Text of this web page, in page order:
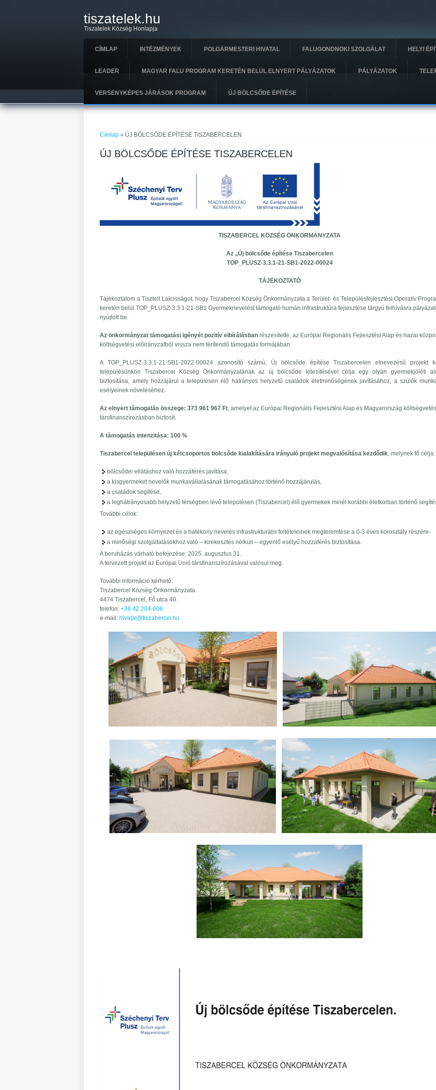
tiszatelek.hu
Tiszatelek Község Honlapja
CÍMLAP INTÉZMÉNYEK POLGÁRMESTERI HIVATAL FALUGONDNOKI SZOLGÁLAT HELYI
LEADER MAGYAR FALU PROGRAM KERETÉN BELÜL ELNYERT PÁLYÁZATOK PÁLYÁZATOK
VERSENYKÉPES JÁRÁSOK PROGRAM ÚJ BÖLCSŐDE ÉPÍTÉSE
Jelenlegi hely
Címlap » ÚJ BÖLCSŐDE ÉPÍTÉSE TISZABERCELEN
ÚJ BÖLCSŐDE ÉPÍTÉSE TISZABERCELEN
TISZABERCEL KÖZSÉG ÖNKORMÁNYZATA
Az „Új bölcsőde építése Tiszabercelen
TOP_PLUSZ-3.3.1-21-SB1-2022-00024
TÁJÉKOZTATÓ
Tájékoztatom a Tisztelt Lakosságot, hogy Tiszabercel Község Önkormányzata a Terület- és Településfejlesztési Operatív
keretén belül TOP_PLUSZ-3.3.1-21-SB1 Gyermeknevelést támogató humán infrastruktúra fejlesztése tárgyú felhívásra
nyújtott be.
Az önkormányzat támogatási igényét pozitív elbírálásban részesítette, az Európai Regionális Fejlesztési Alap és hazai
költségvetési előirányzatból vissza nem térítendő támogatás formájában.
A TOP_PLUSZ-3.3.1-21-SB1-2022-00024 azonosító számú, Új bölcsőde építése Tiszabercelen elnevezésű projekt
településünkön Tiszabercel Község Önkormányzatának az új bölcsőde létesítésével célja egy olyan gyermekjóléti
biztosítása, amely hozzájárul a településen élő hátrányos helyzetű családok életminőségének javításához, a szülők
esélyeinek növeléséhez.
Az elnyert támogatás összege: 373 961 967 Ft, amelyet az Európai Regionális Fejlesztési Alap és Magyarország
társfinanszírozásban biztosít.
A támogatás intenzitása: 100 %
Tiszabercel településen új kétcsoportos bölcsőde kialakítására irányuló projekt megvalósítása kezdődik, melynek fő célja:
bölcsődei ellátáshoz való hozzáférés javítása,
a kisgyermeket nevelők munkavállalásának támogatásához történő hozzájárulás,
a családok segítése,
a leghátrányosabb helyzetű térségben lévő településen (Tiszabercel) élő gyermekek minél korábbi életkorban történő
További célok:
az egészséges környezet és a hatékony nevelés infrastrukturális feltételeinek megteremtése a 0-3 éves korosztály részére-
a minőségi szolgáltatásokhoz való – kirekesztés nélküli – egyenlő esélyű hozzáférés biztosítása.
A beruházás várható befejezése: 2025. augusztus 31.
A tervezett projekt az Európai Unió társfinanszírozásával valósul meg.
További információ kérhető:
Tiszabercel Község Önkormányzata
4474 Tiszabercel, Fő utca 40.
telefon:+36 42 204-606
e-mail: hivatal@tiszabercel.hu